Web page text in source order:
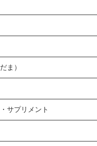
ま）
サプリメント